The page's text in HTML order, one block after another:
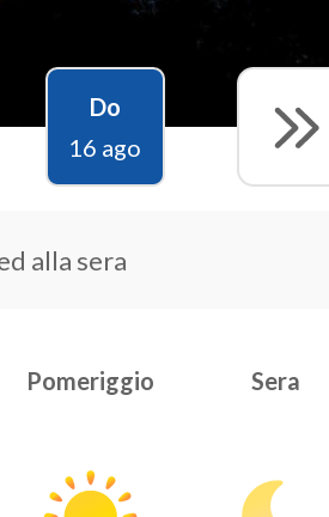
Do
16 ago
alla sera
Pomeriggio Sera